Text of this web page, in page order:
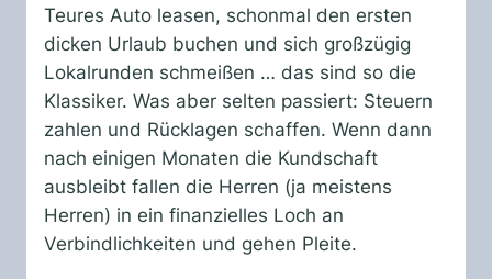
Teures Auto leasen, schonmal den ersten
dicken Urlaub buchen und sich großzügig
Lokalrunden schmeißen … das sind so die
Klassiker. Was aber selten passiert: Steuern
zahlen und Rücklagen schaffen. Wenn dann
nach einigen Monaten die Kundschaft
ausbleibt fallen die Herren (ja meistens
Herren) in ein finanzielles Loch an
Verbindlichkeiten und gehen Pleite.